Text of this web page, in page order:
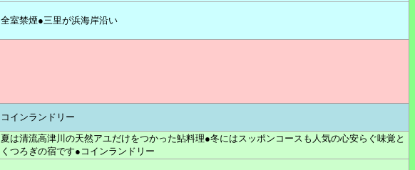
全室禁煙●三里が浜海岸沿い
コインランドリー
夏は清流高津川の天然アユだけをつかった鮎料理●冬にはスッポンコースも人気の心安らぐ味覚と
くつろぎの宿です●コインランドリー